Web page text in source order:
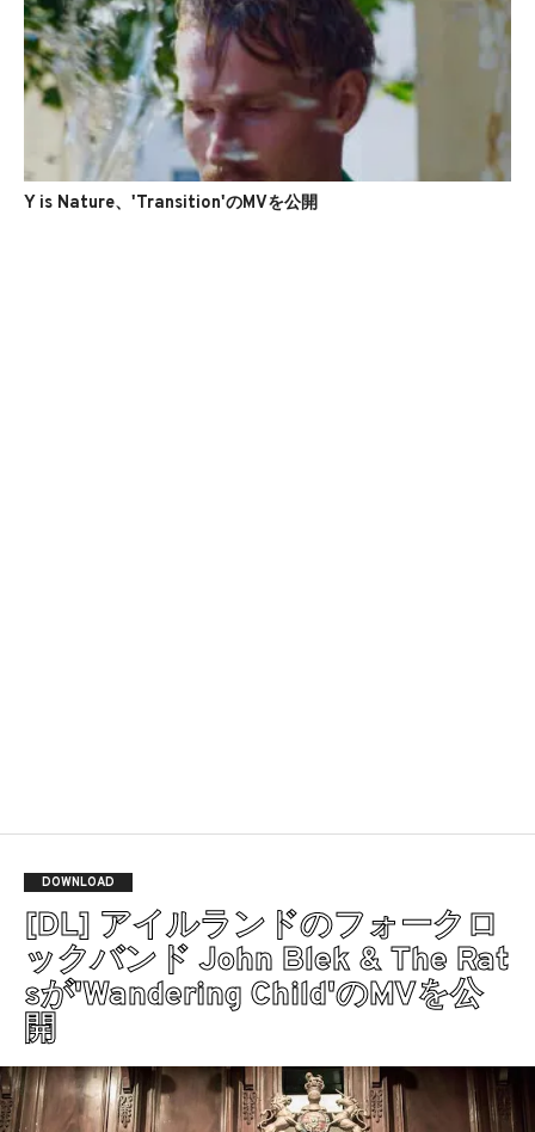
Y is Nature、'Transition'のMVを公開
DOWNLOAD
[DL] アイルランドのフォークロ
ックバンド John Blek & The Rat
sが'Wandering Child'のMVを公
開